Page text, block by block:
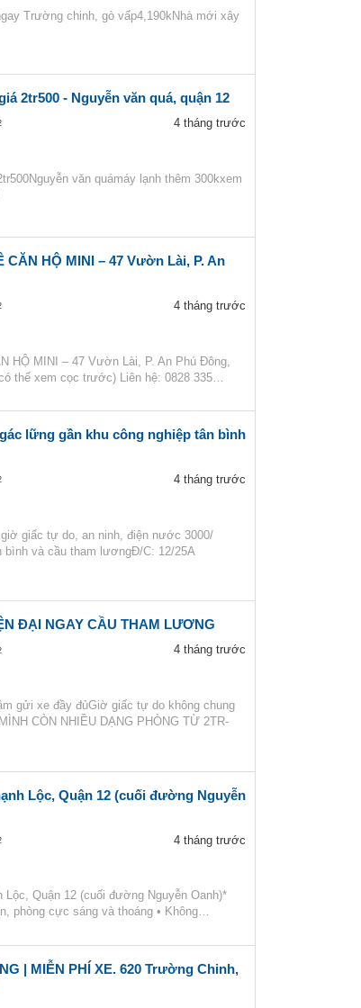
Trường chinh, gò vấp4,190kNhà mới xây
2tr500 - Nguyễn văn quá, quận 12
4 tháng trước
văn quámáy lạnh thêm 300kxem
CĂN HỘ MINI – 47 Vườn Lài, P. An
4 tháng trước
HỘ MINI – 47 Vườn Lài, P. An Phú Đông,
thể xem cọc trước) Liên hệ: 0828 335…
lững gần khu công nghiệp tân bình
4 tháng trước
giấc tự do, an ninh, điện nước 3000/
bình và cầu tham lươngĐ/C: 12/25A
ĐẠI NGAY CẦU THAM LƯƠNG
4 tháng trước
gửi xe đầy đủGiờ giấc tự do không chung
CÒN NHIỀU DẠNG PHÒNG TỪ 2TR-
Lộc, Quận 12 (cuối đường Nguyễn
4 tháng trước
Lộc, Quận 12 (cuối đường Nguyễn Oanh)*
phòng cực sáng và thoáng • Không…
| MIỄN PHÍ XE. 620 Trường Chinh,